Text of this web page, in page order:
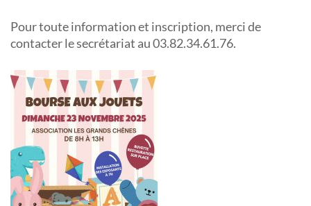
Pour toute information et inscription, merci de
contacter le secrétariat au 03.82.34.61.76.